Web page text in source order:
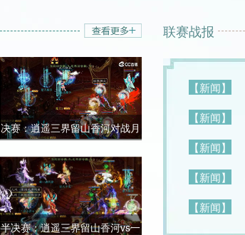
决赛：逍遥三界留山香河对战月
光深处安菩提
半决赛：逍遥三界留山香河vs一
联赛战报
【新闻】
【新闻】
【新闻】
【新闻】
【新闻】
【总决赛】洋小洋VS苍岚逸风①
【季军赛】前男友VS弥勒如来
联赛战报
【新闻】
【新闻】
【新闻】
【新闻】
【新闻】